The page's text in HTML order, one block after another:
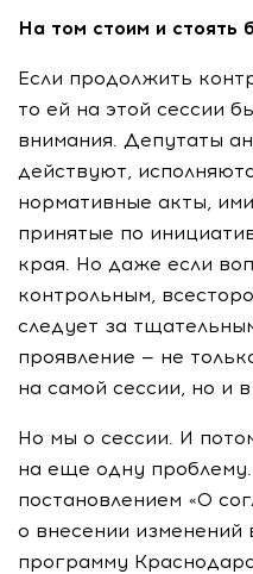
На том стоим и стоять
Если продолжить
то ей на этой сессии
внимания. Депутаты
действуют,
нормативные акты,
принятые по
края. Но даже если
контрольным,
следует за
проявление — не
на самой сессии, но и
Но мы о сессии. И
на еще одну
постановлением «О
о внесении изменений
программу